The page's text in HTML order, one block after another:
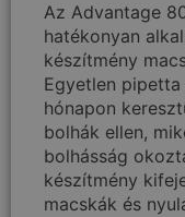
Az Advantage
hatékonyan
készítmény
Egyetlen
hónapon
bolhák ellen,
bolhásság
készítmény
macskák és